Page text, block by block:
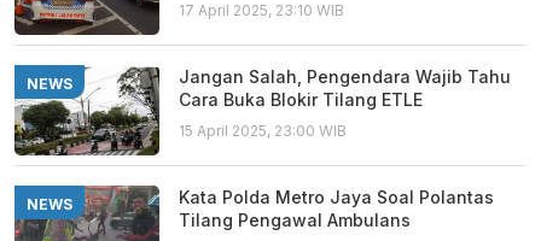
17 April 2025, 23:10 WIB
NEWS
Jangan Salah, Pengendara Wajib Tahu
Cara Buka Blokir Tilang ETLE
15 April 2025, 23:00 WIB
NEWS
Kata Polda Metro Jaya Soal Polantas
Tilang Pengawal Ambulans